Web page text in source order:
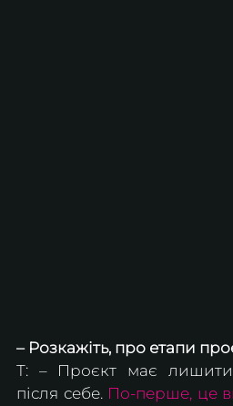
– Розкажіть, про етапи
Т: – Проєкт має лишити
після себе. По-перше, це